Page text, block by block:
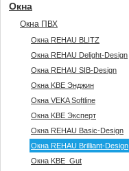
Окна
Окна ПВХ
Окна REHAU BLITZ
Окна REHAU Delight-Design
Окна REHAU SIB-Design
Окна KBE Энджин
Окна VEKA Softline
Окна KBE Эксперт
Окна REHAU Basic-Design
Окна REHAU Brilliant-Design
Окна KBE_Gut